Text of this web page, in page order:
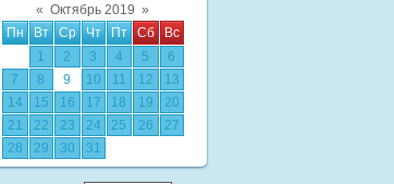
« Октябрь 2019 »
Пн
Вт Ср Чт Пт Сб
Вс
1
2 3 4 5
6
7
8 9 10 11 12
13
14
15 16 17 18 19
20
21
22 23 24 25 26
27
28
29 30 31